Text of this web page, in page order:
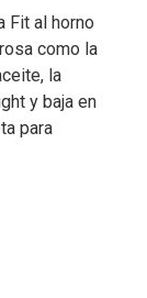
Fit al horno
como la
la
y baja en
para